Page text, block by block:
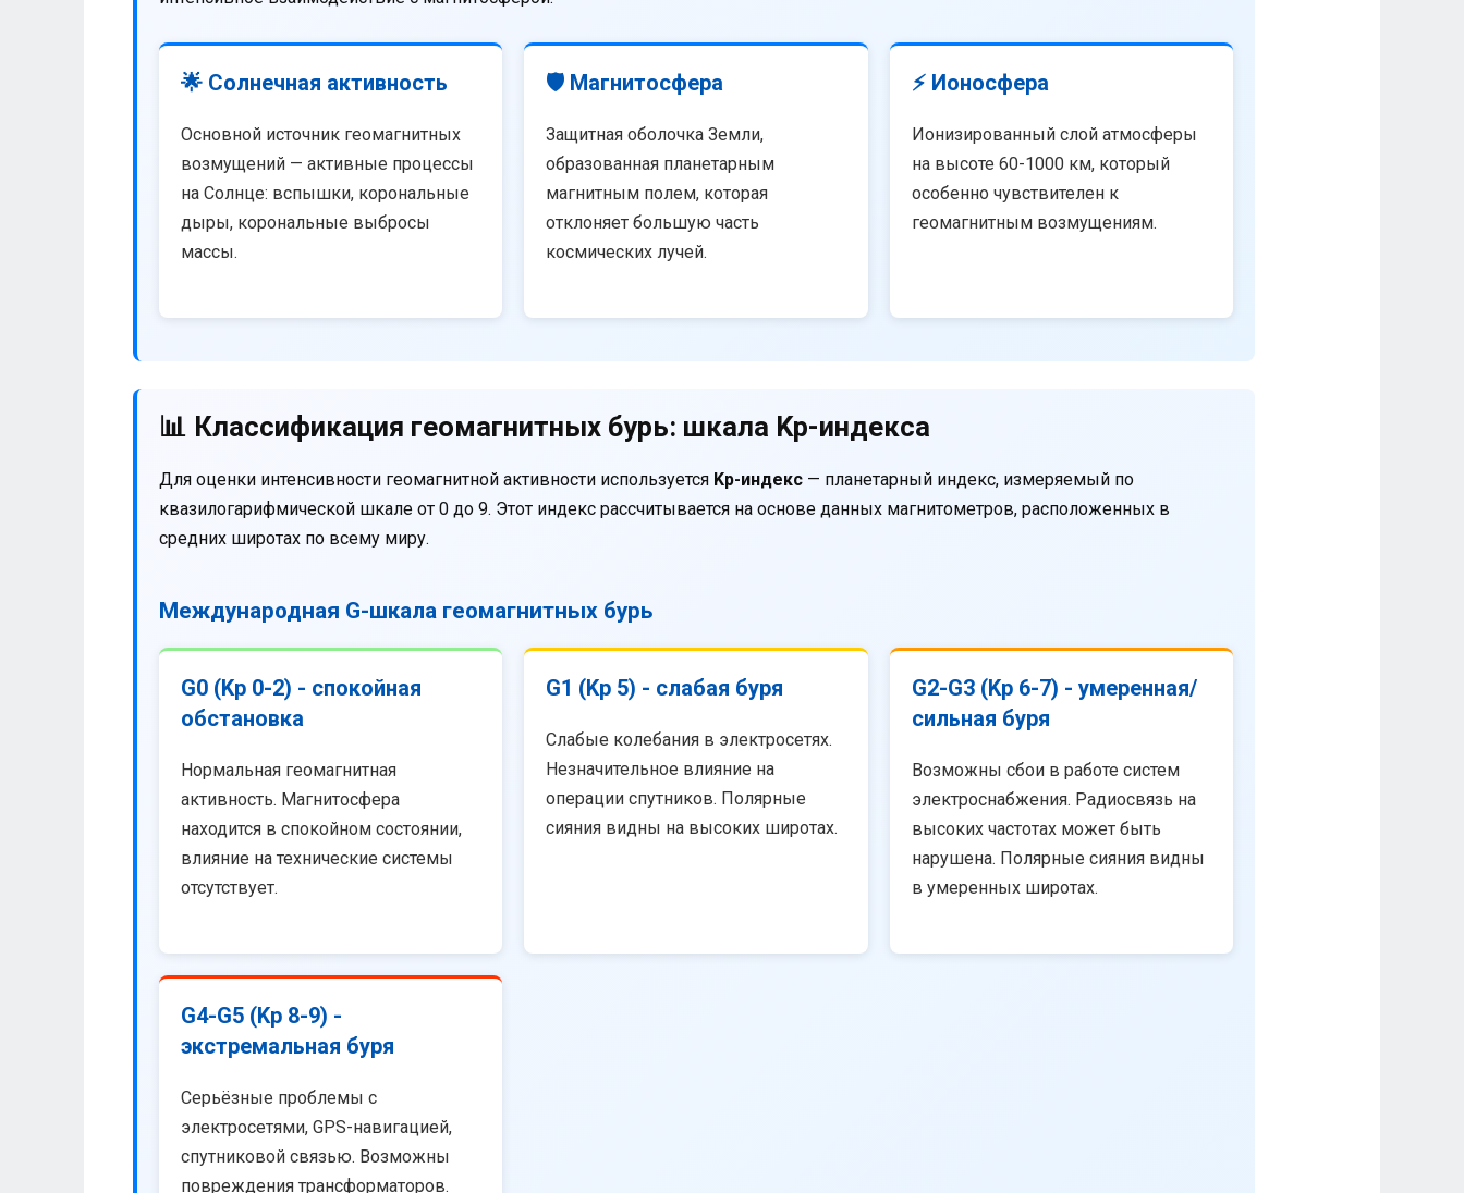
🌟 Солнечная активность
Основной источник геомагнитных
возмущений — активные процессы
на Солнце: вспышки, корональные
дыры, корональные выбросы
массы.
🛡️ Магнитосфера
Защитная оболочка Земли,
образованная планетарным
магнитным полем, которая
отклоняет большую часть
космических лучей.
⚡ Ионосфера
Ионизированный слой атмосферы
на высоте 60-1000 км, который
особенно чувствителен к
геомагнитным возмущениям.
📊 Классификация геомагнитных бурь: шкала Kp-индекса
Для оценки интенсивности геомагнитной активности используется Kp-индекс — планетарный индекс, измеряемый по
квазилогарифмической шкале от 0 до 9. Этот индекс рассчитывается на основе данных магнитометров, расположенных в
средних широтах по всему миру.
Международная G-шкала геомагнитных бурь
G0 (Kp 0-2) - спокойная
обстановка
Нормальная геомагнитная
активность. Магнитосфера
находится в спокойном состоянии,
влияние на технические системы
отсутствует.
G1 (Kp 5) - слабая буря
Слабые колебания в электросетях.
Незначительное влияние на
операции спутников. Полярные
сияния видны на высоких широтах.
G2-G3 (Kp 6-7) - умеренная/
сильная буря
Возможны сбои в работе систем
электроснабжения. Радиосвязь на
высоких частотах может быть
нарушена. Полярные сияния видны
в умеренных широтах.
G4-G5 (Kp 8-9) -
экстремальная буря
Серьёзные проблемы с
электросетями, GPS-навигацией,
спутниковой связью. Возможны
повреждения трансформаторов.